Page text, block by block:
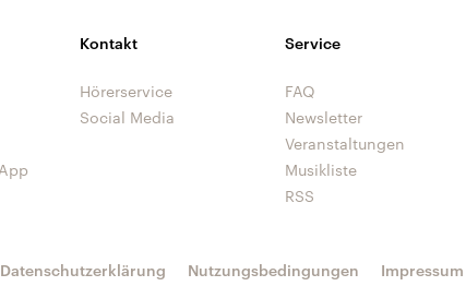
Kontakt
Hörerservice
Social Media
Service
FAQ
Newsletter
Veranstaltungen
Musikliste
RSS
Datenschutzerklärung Nutzungsbedingungen Impressum